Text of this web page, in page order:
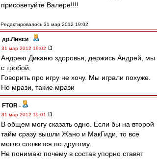
присоветуйте Валере!!!!
Редактировалось 31 мар 2012 19:02
др.Ливси -
31 мар 2012 19:02
Андрею Диканю здоровья, держись Андрей, мы
с тробой.
Говорить про игру не хочу. Мы играли похуже.
Но мрази, такие мрази
FTOR -
31 мар 2012 19:01
В общем могу сказать одно. Если бы на второй
тайм сразу вышли Жано и МакГиди, то все
могло сложится по другому.
Не понимаю почему в состав упорно ставят